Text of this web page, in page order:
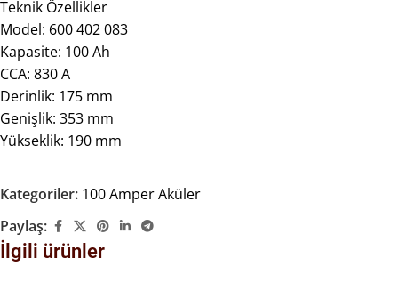
Teknik Özellikler
Model: 600 402 083
Kapasite: 100 Ah
CCA: 830 A
Derinlik: 175 mm
Genişlik: 353 mm
Yükseklik: 190 mm
Kategoriler: 100 Amper Aküler
Paylaş:
İlgili ürünler